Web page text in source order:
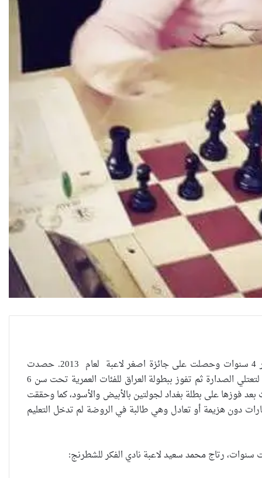
رتاج سعد محسن الكناني من مواليد 2009 في كربلاء، مارست لعبة الشطرنج وهي بعمر 4 سنوات وحصلت على جائزة اصغر لاعبة لعام 2013. حصدت
المركز الثاني للعام الماضي في اختتام بطولة العراق بالشطرنج للفئات العمرية دون سنها لتعتلي الصدارة ثم تفوز ببطولة العراق للفئات العمرية تحت سن 6
2015، حيث انتصرت بجميع الجولات وبالعلامة الكاملة 4 من 4 جولات بعد فوزها على بطلة بغداد لجولتين بالأبيض والأسود، كما وحققت
دون هزيمة أو تعادل وهي طالبة في الروضة لم تدخل التعليم
سنوات، رتاج محمد سعيد لاعبة نادي الفكر للشطرنج: